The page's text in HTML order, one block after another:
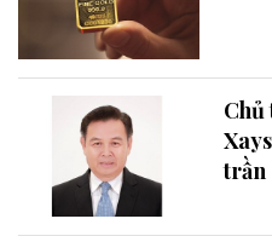
Chủ
trần